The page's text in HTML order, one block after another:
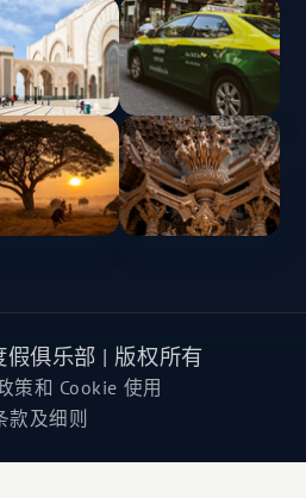
假俱乐部 | 版权所有
策和 Cookie 使用
款及细则